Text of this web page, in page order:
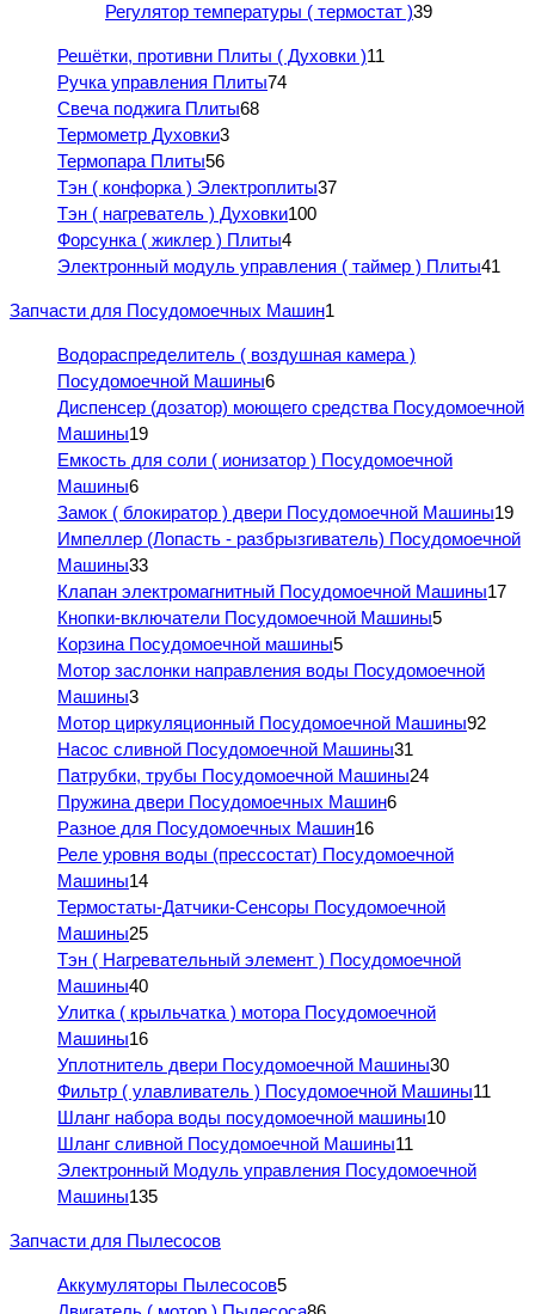
Регулятор температуры ( термостат )39
Решётки, противни Плиты ( Духовки )11
Ручка управления Плиты74
Свеча поджига Плиты68
Термометр Духовки3
Термопара Плиты56
Тэн ( конфорка ) Электроплиты37
Тэн ( нагреватель ) Духовки100
Форсунка ( жиклер ) Плиты4
Электронный модуль управления ( таймер ) Плиты41
Запчасти для Посудомоечных Машин1
Водораспределитель ( воздушная камера )
Посудомоечной Машины6
Диспенсер (дозатор) моющего средства Посудомоечной
Машины19
Емкость для соли ( ионизатор ) Посудомоечной
Машины6
Замок ( блокиратор ) двери Посудомоечной Машины19
Импеллер (Лопасть - разбрызгиватель) Посудомоечной
Машины33
Клапан электромагнитный Посудомоечной Машины17
Кнопки-включатели Посудомоечной Машины5
Корзина Посудомоечной машины5
Мотор заслонки направления воды Посудомоечной
Машины3
Мотор циркуляционный Посудомоечной Машины92
Насос сливной Посудомоечной Машины31
Патрубки, трубы Посудомоечной Машины24
Пружина двери Посудомоечных Машин6
Разное для Посудомоечных Машин16
Реле уровня воды (прессостат) Посудомоечной
Машины14
Термостаты-Датчики-Сенсоры Посудомоечной
Машины25
Тэн ( Нагревательный элемент ) Посудомоечной
Машины40
Улитка ( крыльчатка ) мотора Посудомоечной
Машины16
Уплотнитель двери Посудомоечной Машины30
Фильтр ( улавливатель ) Посудомоечной Машины11
Шланг набора воды посудомоечной машины10
Шланг сливной Посудомоечной Машины11
Электронный Модуль управления Посудомоечной
Машины135
Запчасти для Пылесосов
Аккумуляторы Пылесосов5